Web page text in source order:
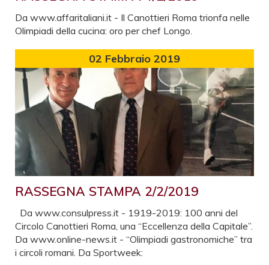
Da www.affaritaliani.it - Il Canottieri Roma trionfa nelle
Olimpiadi della cucina: oro per chef Longo.
02 Febbraio 2019
RASSEGNA STAMPA 2/2/2019
Da www.consulpress.it - 1919-2019: 100 anni del
Circolo Canottieri Roma, una “Eccellenza della Capitale”.
Da www.online-news.it - “Olimpiadi gastronomiche” tra
i circoli romani. Da Sportweek: